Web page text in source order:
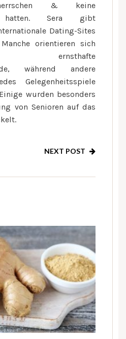
& keine
hatten. Sera gibt
Dating-Sites
orientieren sich
ernsthafte
während andere
Gelegenheitsspiele
wurden besonders
von Senioren auf das
NEXT POST